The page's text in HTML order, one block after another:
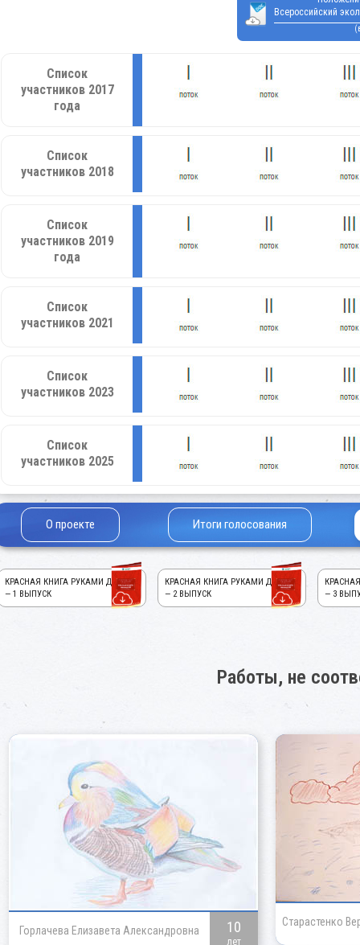
Всероссийский
Список
участников 2017
года
Список
участников 2018
Список
участников 2019
года
Список
участников 2021
Список
участников 2023
Список
участников 2025
О проекте Итоги голосования
КРАСНАЯ КНИГА РУКАМИ ДЕТЕЙ!
— 1 ВЫПУСК
КРАСНАЯ КНИГА РУКАМИ ДЕТЕЙ!
— 2 ВЫПУСК
— 3
Работы, не
Горлачева Елизавета Александровна 10
лет
Старастенко